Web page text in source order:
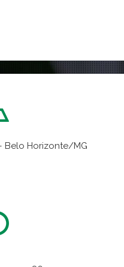
Belo Horizonte/MG